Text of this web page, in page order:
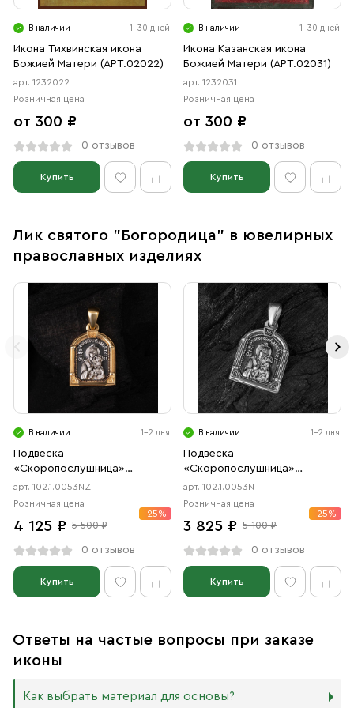
В наличии 1-30 дней
Икона Тихвинская икона
Божией Матери (АРТ.02022)
арт. 1232022
Розничная цена
от 300 ₽
0 отзывов
Купить
В наличии 1-30 дней
Икона Казанская икона
Божией Матери (АРТ.02031)
арт. 1232031
Розничная цена
от 300 ₽
0 отзывов
Купить
Лик святого "Богородица" в ювелирных
православных изделиях
В наличии 1-2 дня
Подвеска
«Скоропослушница»
чернение, позолота
арт. 102.1.0053NZ
Розничная цена
4 125 ₽ 5 500 ₽
-25%
0 отзывов
Купить
В наличии 1-2 дня
Подвеска
«Скоропослушница»
чернение
арт. 102.1.0053N
Розничная цена
3 825 ₽ 5 100 ₽
-25%
0 отзывов
Купить
Ответы на частые вопросы при заказе
иконы
Как выбрать материал для основы?